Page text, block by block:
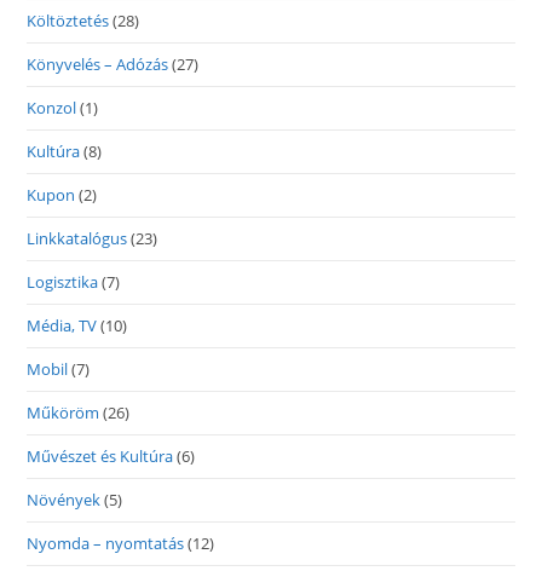
Költöztetés(28)
Könyvelés – Adózás(27)
Konzol(1)
Kultúra(8)
Kupon (2)
Linkkatalógus(23)
Logisztika(7)
Média, TV(10)
Mobil(7)
Műköröm (26)
Művészet és Kultúra(6)
Növények(5)
Nyomda – nyomtatás(12)